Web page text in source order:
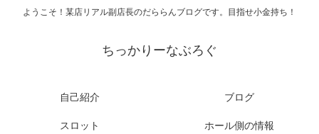
ようこそ！某店リアル副店長のだららんブログです。目指せ小金持ち！
ちっかりーなぶろぐ
自己紹介 ブログ
スロット ホール側の情報